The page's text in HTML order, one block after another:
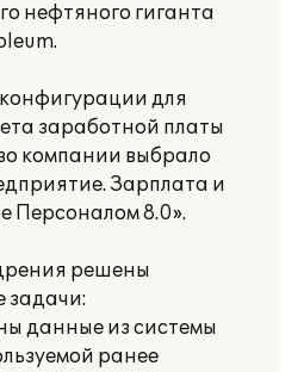
нефтяного гиганта
конфигурации для
заработной платы
компании выбрало
Зарплата и
Персоналом 8.0».
решены
задачи:
данные из системы
ранее